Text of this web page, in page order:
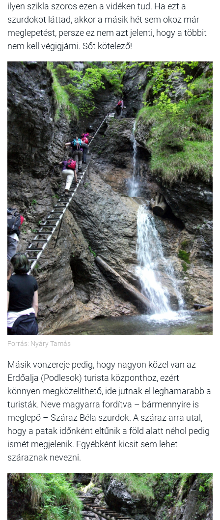
ilyen szikla szoros ezen a vidéken tud. Ha ezt a
szurdokot láttad, akkor a másik hét sem okoz már
meglepetést, persze ez nem azt jelenti, hogy a többit
nem kell végigjárni. Sőt kötelező!
Forrás: Nyáry Tamás
Másik vonzereje pedig, hogy nagyon közel van az
Erdőalja (Podlesok) turista központhoz, ezért
könnyen megközelíthető, ide jutnak el leghamarabb a
turisták. Neve magyarra fordítva – bármennyire is
meglepő – Száraz Béla szurdok. A száraz arra utal,
hogy a patak időnként eltűnik a föld alatt néhol pedig
ismét megjelenik. Egyébként kicsit sem lehet
száraznak nevezni.